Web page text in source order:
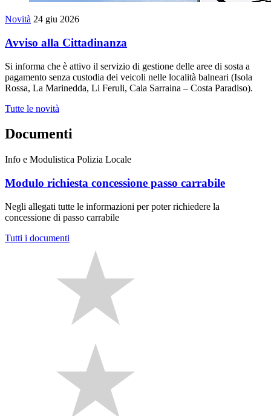
Novità 24 giu 2026
Avviso alla Cittadinanza
Si informa che è attivo il servizio di gestione delle aree di sosta a
pagamento senza custodia dei veicoli nelle località balneari (Isola
Rossa, La Marinedda, Li Feruli, Cala Sarraina – Costa Paradiso).
Tutte le novità
Documenti
Info e Modulistica Polizia Locale
Modulo richiesta concessione passo carrabile
Negli allegati tutte le informazioni per poter richiedere la
concessione di passo carrabile
Tutti i documenti